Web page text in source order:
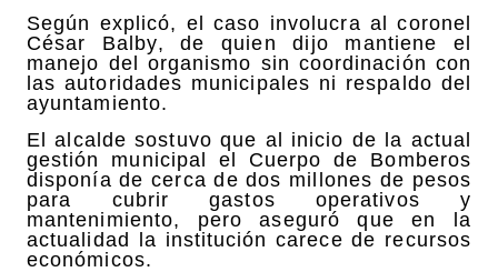
Según explicó, el caso involucra al coronel
César Balby, de quien dijo mantiene el
manejo del organismo sin coordinación con
las autoridades municipales ni respaldo del
ayuntamiento.
El alcalde sostuvo que al inicio de la actual
gestión municipal el Cuerpo de Bomberos
disponía de cerca de dos millones de pesos
para cubrir gastos operativos y
mantenimiento, pero aseguró que en la
actualidad la institución carece de recursos
económicos.